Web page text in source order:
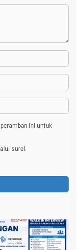
ini untuk
surel.